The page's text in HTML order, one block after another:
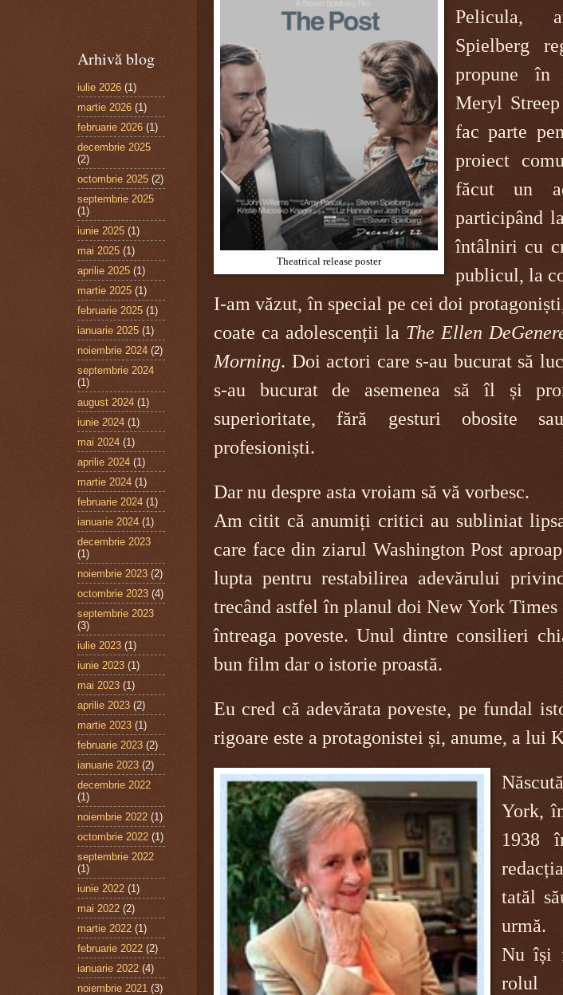
Theatrical release poster
Pelicula,
Spielberg
propune în
Meryl
fac parte
proiect
făcut un
participând
întâlniri cu
publicul, la
I-am văzut, în special pe cei doi
coate ca adolescenții la The Ellen
Morning. Doi actori care s-au bucurat să
s-au bucurat de asemenea să îl și
superioritate, fără gesturi obosite
profesioniști.
Dar nu despre asta vroiam să vă vorbesc.
Am citit că anumiți critici au subliniat
care face din ziarul Washington Post
lupta pentru restabilirea adevărului
trecând astfel în planul doi New York Times
întreaga poveste. Unul dintre consilieri
bun film dar o istorie proastă.
Eu cred că adevărata poveste, pe fundal
rigoare este a protagonistei și, anume, a lui
York,
1938
tatăl
urmă.
Nu își
rolul
Arhivă blog
iulie 2026 (1)
martie 2026 (1)
februarie 2026 (1)
decembrie 2025
(2)
octombrie 2025 (2)
septembrie 2025
(1)
iunie 2025 (1)
mai 2025 (1)
aprilie 2025 (1)
martie 2025 (1)
februarie 2025 (1)
ianuarie 2025 (1)
noiembrie 2024 (2)
septembrie 2024
(1)
august 2024 (1)
iunie 2024 (1)
mai 2024 (1)
aprilie 2024 (1)
martie 2024 (1)
februarie 2024 (1)
ianuarie 2024 (1)
decembrie 2023
(1)
noiembrie 2023 (2)
octombrie 2023 (4)
septembrie 2023
(3)
iulie 2023 (1)
iunie 2023 (1)
mai 2023 (1)
aprilie 2023 (2)
martie 2023 (1)
februarie 2023 (2)
ianuarie 2023 (2)
decembrie 2022
(1)
noiembrie 2022 (1)
octombrie 2022 (1)
septembrie 2022
(1)
iunie 2022 (1)
mai 2022 (2)
martie 2022 (1)
februarie 2022 (2)
ianuarie 2022 (4)
noiembrie 2021 (3)